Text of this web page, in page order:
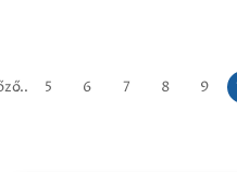
... 5 6 7 8 9